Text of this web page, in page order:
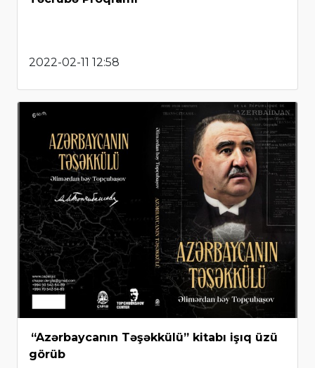
2022-02-11 12:58
“Azərbaycanın Təşəkkülü” kitabı işıq üzü
görüb